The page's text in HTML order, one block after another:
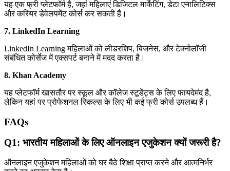
यह एक फ्री प्लेटफॉर्म है, जहां महिलाएं डिजिटल मार्केटिंग, डेटा एनालिटिक्स
और करियर डेवेलपमेंट कोर्स कर सकती हैं।
7. LinkedIn Learning
LinkedIn Learning महिलाओं को लीडरशिप, बिजनेस, और टेक्नोलॉजी
संबंधित कोर्सेज में एक्सपर्ट बनाने में मदद करता है।
8. Khan Academy
यह प्लेटफॉर्म खासतौर पर स्कूल और कॉलेज स्टूडेंट्स के लिए फायदेमंद है,
लेकिन यहां पर प्रोफेशनल स्किल्स के लिए भी कई फ्री कोर्स उपलब्ध हैं।
FAQs
Q1: भारतीय महिलाओं के लिए ऑनलाइन एजुकेशन क्यों जरूरी है?
ऑनलाइन एजुकेशन महिलाओं को घर बैठे शिक्षा प्राप्त करने और आत्मनिर्भर